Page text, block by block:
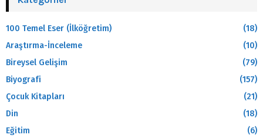
100 Temel Eser (İlköğretim)
(18)
Araştırma-İnceleme
(10)
Bireysel Gelişim
(79)
Biyografi
(157)
Çocuk Kitapları
(21)
Din
(18)
Eğitim
(6)